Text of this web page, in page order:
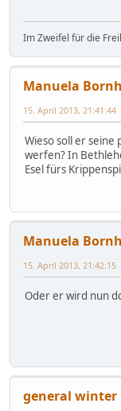
Im Zweifel für die
Manuela
15. April 2013, 21:41:44
Wieso soll er
werfen? In
Esel fürs
Manuela
15. April 2013, 21:42:15
Oder er wird nun
general winter